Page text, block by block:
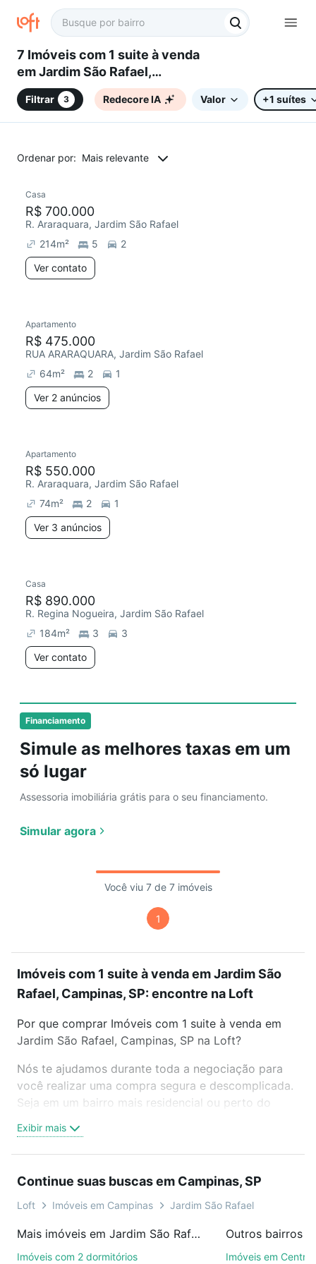
7 Imóveis com 1 suite à venda
em Jardim São Rafael,
Campinas, SP
Filtrar 3 Redecore IA Valor +1 suítes
Ordenar por: Mais relevante
Financiamento
Simule as melhores taxas em um
só lugar
Assessoria imobiliária grátis para o seu financiamento.
Simular agora
Casa
R$ 700.000
R. Araraquara, Jardim São Rafael
214m² 5
2
Ver contato
Apartamento
R$ 475.000
RUA ARARAQUARA, Jardim São Rafael
64m² 2
1
Ver 2 anúncios
Apartamento
R$ 550.000
R. Araraquara, Jardim São Rafael
74m² 2
1
Ver 3 anúncios
Chegou este mês
Casa
R$ 890.000
R. Regina Nogueira, Jardim São Rafael
184m² 3
3
Ver contato
Você viu 7 de 7 imóveis
1
Imóveis com 1 suite à venda em Jardim São
Rafael, Campinas, SP: encontre na Loft
Por que comprar Imóveis com 1 suite à venda em
Jardim São Rafael, Campinas, SP na Loft?
Nós te ajudamos durante toda a negociação para
você realizar uma compra segura e descomplicada.
Seja em um bairro mais residencial ou perto do
oferta ideal de Imóveis com 1 suite à venda em
Jardim São Rafael, Campinas, SP para conquistar
videochamada, é grátis, sem compromisso e você
ainda conta com mais de 46 mil corretores e
de imóveis.
Exibir mais
Continue suas buscas em Campinas, SP
Loft Imóveis em Campinas Jardim São Rafael
Mais imóveis em Jardim São Rafael
Imóveis com 2 dormitórios
Outros bairros
Imóveis em Centro